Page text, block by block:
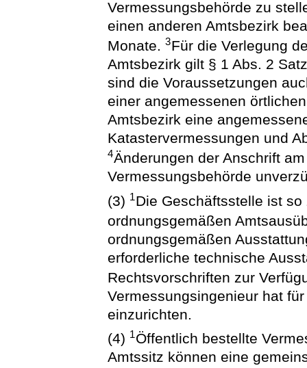
Vermessungsbehörde zu
einen anderen Amtsbezirk
Monate.3Für die Verlegung
Amtsbezirk gilt § 1 Abs. 2
sind die Voraussetzungen
einer angemessenen
Amtsbezirk eine
Katastervermessungen und
4Änderungen der Anschrift
Vermessungsbehörde
(3) 1Die Geschäftsstelle ist
ordnungsgemäßen
ordnungsgemäßen
erforderliche technische
Rechtsvorschriften zur
Vermessungsingenieur hat
einzurichten.
(4) 1Öffentlich bestellte
Amtssitz können eine